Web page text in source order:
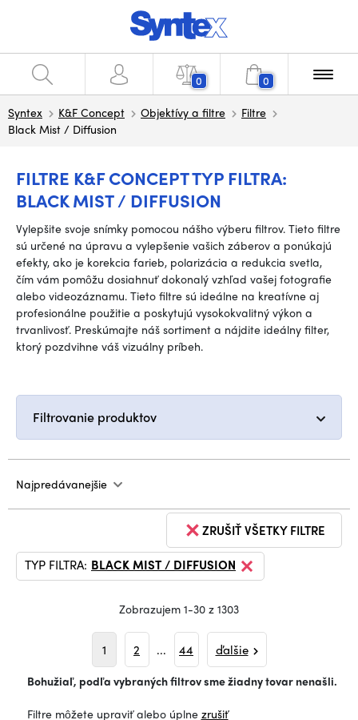
0 0
Syntex K&F Concept Objektívy a filtre
Filtre
Black Mist / Diffusion
FILTRE K&F CONCEPT TYP FILTRA:
BLACK MIST / DIFFUSION
Vylepšite svoje snímky pomocou nášho výberu filtrov. Tieto filtre
sú určené na úpravu a vylepšenie vašich záberov a ponúkajú
efekty, ako je korekcia farieb, polarizácia a redukcia svetla,
čím vám pomôžu dosiahnuť dokonalý vzhľad vašej fotografie
alebo videozáznamu. Tieto filtre sú ideálne na kreatívne aj
profesionálne použitie a poskytujú vysokokvalitný výkon a
trvanlivosť. Preskúmajte náš sortiment a nájdite ideálny filter,
ktorý pozdvihne váš vizuálny príbeh.
Filtrovanie produktov
Najpredávanejšie
ZRUŠIŤ VŠETKY FILTRE
TYP FILTRA: BLACK MIST / DIFFUSION
Zobrazujem 1-30 z 1303
1 2 ... 44 ďalšie
Bohužiaľ, podľa vybraných filtrov sme žiadny tovar nenašli.
Filtre môžete upraviť alebo úplne zrušiť